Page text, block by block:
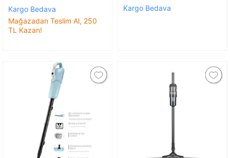
Kargo Bedava
Mağazadan Teslim Al, 250
TL Kazan!
Kargo Bedava